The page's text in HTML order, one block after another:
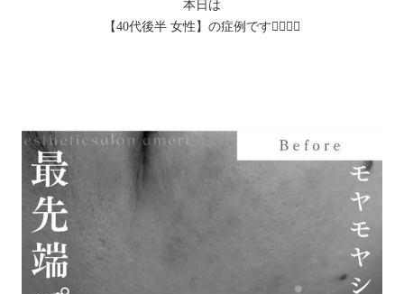
本日は
【40代後半 女性】の症例です💆🏻‍♀️✨